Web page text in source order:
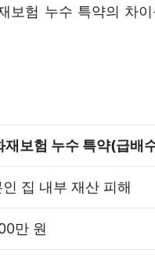
보험 누수 특약의 차
재보험 누수 특약(급배
인 집 내부 재산 피해
만 원